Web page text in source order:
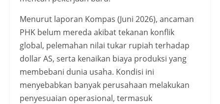
Menurut laporan Kompas (Juni 2026), ancaman
PHK belum mereda akibat tekanan konflik
global, pelemahan nilai tukar rupiah terhadap
dollar AS, serta kenaikan biaya produksi yang
membebani dunia usaha. Kondisi ini
menyebabkan banyak perusahaan melakukan
penyesuaian operasional, termasuk